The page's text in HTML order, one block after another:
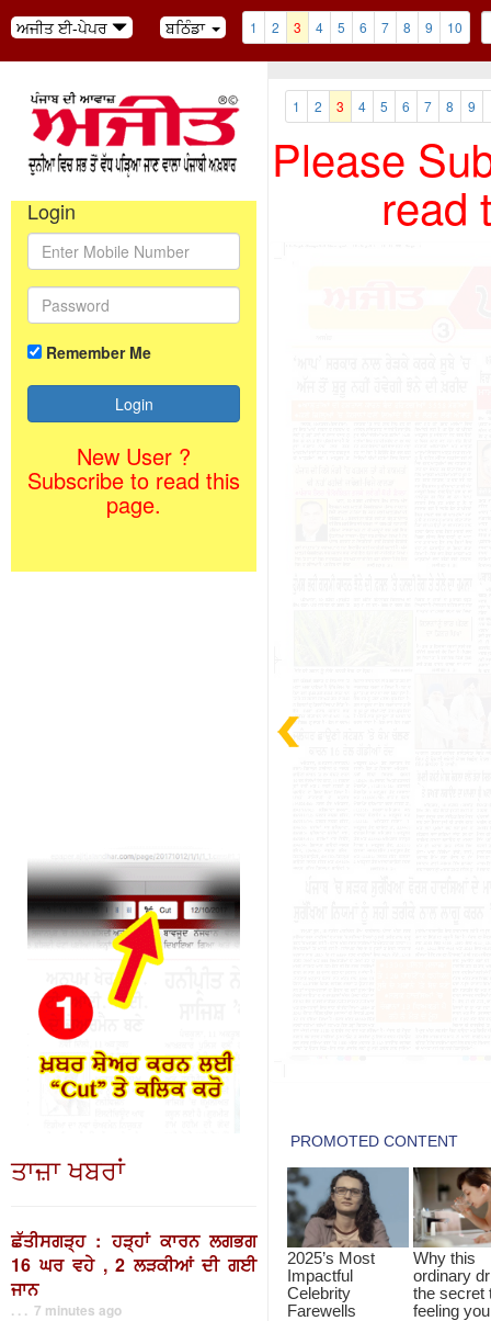
ਅਜੀਤ ਈ-ਪੇਪਰ ਬਠਿੰਡਾ 1 2 3 4 5 6 7 8 9 10
Login
Remember Me
New User ?
Subscribe to read this
page.
ਤਾਜ਼ਾ ਖਬਰਾਂ
ਛੱਤੀਸਗੜ੍ਹ : ਹੜ੍ਹਾਂ ਕਾਰਨ ਲਗਭਗ
16 ਘਰ ਵਹੇ , 2 ਲੜਕੀਆਂ ਦੀ ਗਈ
ਜਾਨ
. . . 7 minutes ago
1 2 3 4 5 6 7 8 9
Please
read